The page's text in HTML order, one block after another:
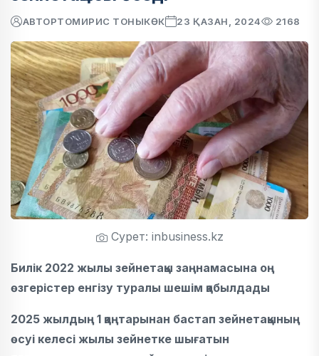
АВТОРТОМИРИС ТОНЫКӨК 23 ҚАЗАН, 2024 2168
Сурет: inbusiness.kz
Билік 2022 жылы зейнетақы заңнамасына оң
өзгерістер енгізу туралы шешім қабылдады
2025 жылдың 1 қаңтарынан бастап зейнетақының
өсуі келесі жылы зейнетке шығатын